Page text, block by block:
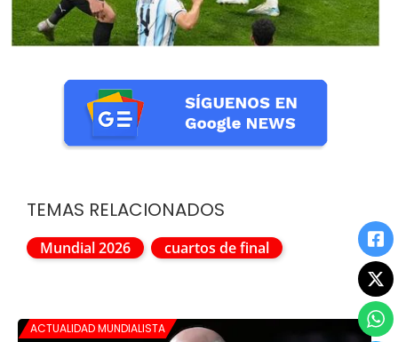
TEMAS RELACIONADOS
Mundial 2026 cuartos de final
ACTUALIDAD MUNDIALISTA